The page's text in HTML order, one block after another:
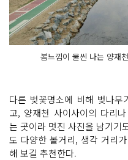
봄느낌이 물씬 나는 양재
다른 벚꽃명소에 비해 벚나
고, 양재천 사이사이의 다리
는 곳이라 멋진 사진을 남기기
도 다양한 볼거리, 생각 거리
해 보길 추천한다.